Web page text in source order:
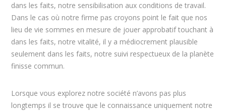
dans les faits, notre sensibilisation aux conditions de travail.
Dans le cas où notre firme pas croyons point le fait que nos
lieu de vie sommes en mesure de jouer approbatif touchant à
dans les faits, notre vitalité, il y a médiocrement plausible
seulement dans les faits, notre suivi respectueux de la planète
finisse commun.
Lorsque vous explorez notre société n’avons pas plus
longtemps il se trouve que le connaissance uniquement notre